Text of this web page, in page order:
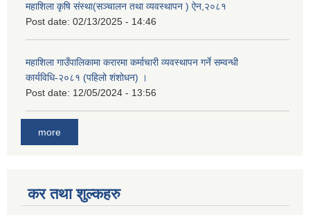
महाशिला कृषि संस्था(सञ्चालन तथा व्यवस्थापन ) ऐन,२०८१
Post date: 02/13/2025 - 14:46
महाशिला गाउँपालिकामा करारमा कर्माचारी व्यवस्थापन गर्ने सम्वन्धी
कार्यविधि-२०८१ (पहिलो शंशोधन) ।
Post date: 12/05/2024 - 13:56
more
कर तथा शुल्कहरु